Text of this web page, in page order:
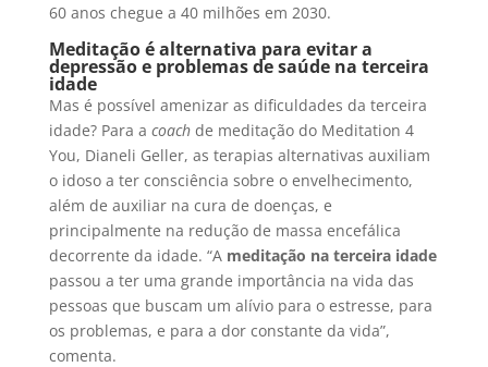
60 anos chegue a 40 milhões em 2030.
Meditação é alternativa para evitar a
depressão e problemas de saúde na terceira
idade
Mas é possível amenizar as dificuldades da terceira
idade? Para a coach de meditação do Meditation 4
You, Dianeli Geller, as terapias alternativas auxiliam
o idoso a ter consciência sobre o envelhecimento,
além de auxiliar na cura de doenças, e
principalmente na redução de massa encefálica
decorrente da idade. “A meditação na terceira idade
passou a ter uma grande importância na vida das
pessoas que buscam um alívio para o estresse, para
os problemas, e para a dor constante da vida”,
comenta.